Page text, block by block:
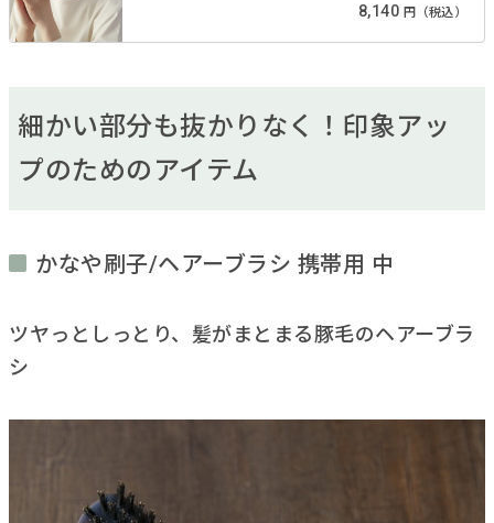
8,140 円（税込）
細かい部分も抜かりなく！印象アッ
プのためのアイテム
かなや刷子/ヘアーブラシ 携帯用 中
ツヤっとしっとり、髪がまとまる豚毛のヘアーブラ
シ